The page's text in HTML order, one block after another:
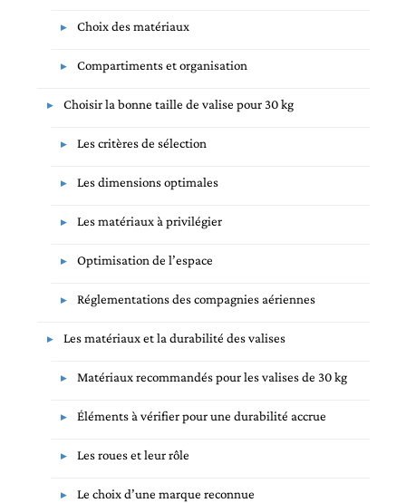
Choix des matériaux
Compartiments et organisation
Choisir la bonne taille de valise pour 30 kg
Les critères de sélection
Les dimensions optimales
Les matériaux à privilégier
Optimisation de l’espace
Réglementations des compagnies aériennes
Les matériaux et la durabilité des valises
Matériaux recommandés pour les valises de 30 kg
Éléments à vérifier pour une durabilité accrue
Les roues et leur rôle
Le choix d’une marque reconnue